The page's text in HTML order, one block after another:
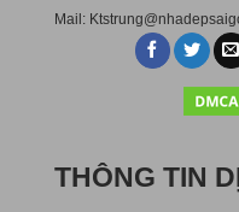
Mail: Ktstru
THÔNG TIN